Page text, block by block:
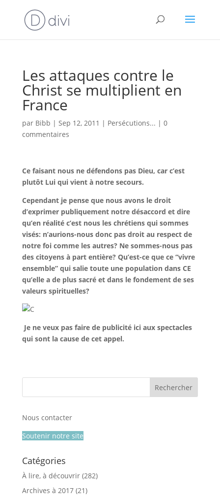
Les attaques contre le
Christ se multiplient en
France
par Bibb | Sep 12, 2011 | Persécutions... | 0
commentaires
Ce faisant nous ne défendons pas Dieu, car c’est
plutôt Lui qui vient à notre secours.
Cependant je pense que nous avons le droit
d’exprimer publiquement notre désaccord et dire
qu’en réalité c’est nous les chrétiens qui sommes
visés: n’aurions-nous donc pas droit au respect de
notre foi comme les autres? Ne sommes-nous pas
des citoyens à part entière? Qu’est-ce que ce “vivre
ensemble” qui salie toute une population dans CE
qu’elle a de plus sacré et dans le fondement de ses
valeurs spirituelles?
Je ne veux pas faire de publicité ici aux spectacles
qui sont la cause de cet appel.
Nous contacter
Soutenir notre site
Catégories
À lire, à découvrir(282)
Archives à 2017(21)